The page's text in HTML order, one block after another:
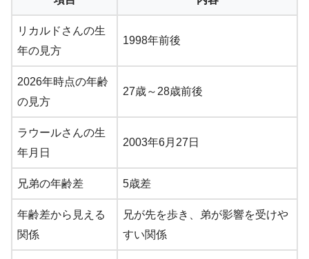
リカルドさんの生
年の見方
1998年前後
2026年時点の年齢
の見方
27歳～28歳前後
ラウールさんの生
年月日
2003年6月27日
兄弟の年齢差 5歳差
年齢差から見える
関係
兄が先を歩き、弟が影響を受けや
すい関係